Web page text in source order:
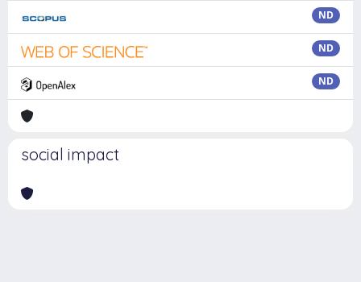
ND
ND
ND
social impact